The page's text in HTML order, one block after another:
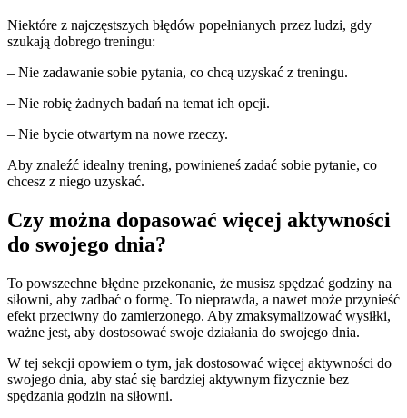
Niektóre z najczęstszych błędów popełnianych przez ludzi, gdy
szukają dobrego treningu:
– Nie zadawanie sobie pytania, co chcą uzyskać z treningu.
– Nie robię żadnych badań na temat ich opcji.
– Nie bycie otwartym na nowe rzeczy.
Aby znaleźć idealny trening, powinieneś zadać sobie pytanie, co
chcesz z niego uzyskać.
Czy można dopasować więcej aktywności
do swojego dnia?
To powszechne błędne przekonanie, że musisz spędzać godziny na
siłowni, aby zadbać o formę. To nieprawda, a nawet może przynieść
efekt przeciwny do zamierzonego. Aby zmaksymalizować wysiłki,
ważne jest, aby dostosować swoje działania do swojego dnia.
W tej sekcji opowiem o tym, jak dostosować więcej aktywności do
swojego dnia, aby stać się bardziej aktywnym fizycznie bez
spędzania godzin na siłowni.